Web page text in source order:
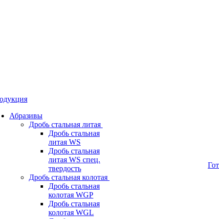
Абразивы
Дробь стальная литая
Дробь стальная
литая WS
Дробь стальная
литая WS спец.
твердость
Дробь стальная колотая
Дробь стальная
колотая WGP
Дробь стальная
колотая WGL